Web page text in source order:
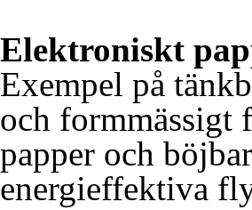
Elektroniskt
Exempel på
och formmässigt
papper och
energieffektiva